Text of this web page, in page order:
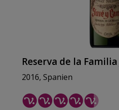
Reserva de la Familia
2016, Spanien